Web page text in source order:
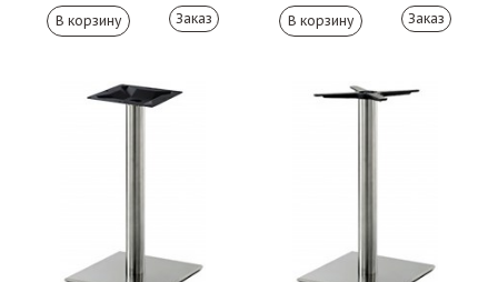
Заказ Заказ